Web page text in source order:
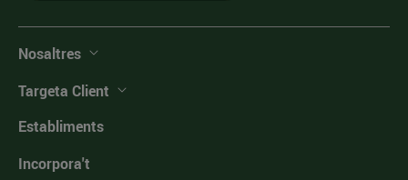
Nosaltres
Targeta Client
Establiments
Incorpora't